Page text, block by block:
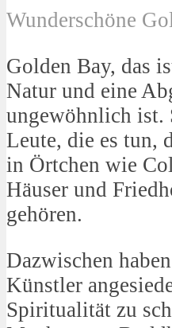
Wunderschöne
Golden Bay, das
Natur und eine
ungewöhnlich ist.
Leute, die es tun,
in Örtchen wie
Häuser und
gehören.
Dazwischen
Künstler
Spiritualität zu